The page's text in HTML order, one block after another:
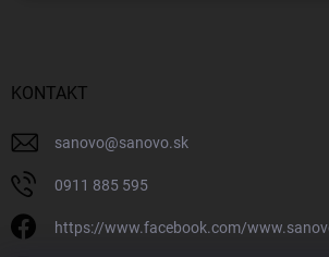
KONTAKT
sanovo@sanovo.sk
0911 885 595
https://www.facebook.com/